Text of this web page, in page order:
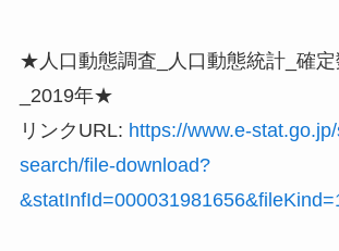
★人口動態調査_人口動態統計_確定
_2019年★
リンクURL: https://www.e-
search/file-download?